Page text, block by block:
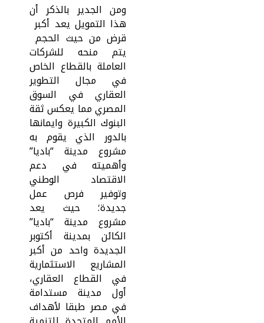
ومن الجدير بالذكر أن
هذا التمويل يعد أكبر
قرض من حيث الحجم
يتم منحه للشركات
العاملة بالقطاع الخاص
في مجال التطوير
العقاري في السوق
المصري مما يعكس ثقة
البنوك الكبيرة وايمانها
بالدور الذي يقوم به
مشروع مدينة “باديا”
وأهميته في دعم
الاقتصاد الوطني
وتوفير فرص عمل
جديدة؛ حيث يعد
مشروع مدينة “باديا”
الكائن بمدينة أكتوبر
الجديدة واحد من أكبر
المشاريع الاستثمارية
في القطاع العقاري،
أول مدينة مستدامة
في مصر طبقا لأهداف